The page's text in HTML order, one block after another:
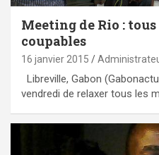
Meeting de Rio :
coupables
16 janvier 2015
Libreville, Gabon
vendredi de relaxer tous les